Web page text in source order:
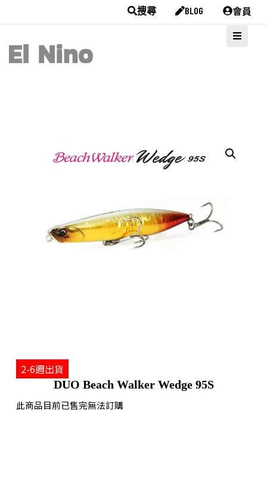
搜尋 BLOG 會員
2-6週出貨
DUO Beach Walker Wedge 95S
此商品目前已售完無法訂購